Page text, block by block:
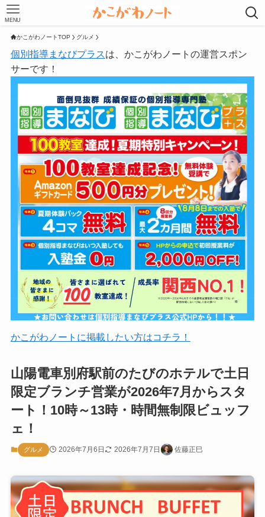
MENU
かこがわノートTOP グルメ
個別指導まなびプラスは、かこがわノートの運営スポン
サーです！
かこがわノートに掲載したい方はコチラ！
山陽電車別府駅前のたびのホテルで土日
限定ブランチ営業が2026年7月からスタ
ート！10時～13時・時間無制限ビュッフ
ェ！
グルメ 2026年7月6日 2026年7月7日 佐藤正巳